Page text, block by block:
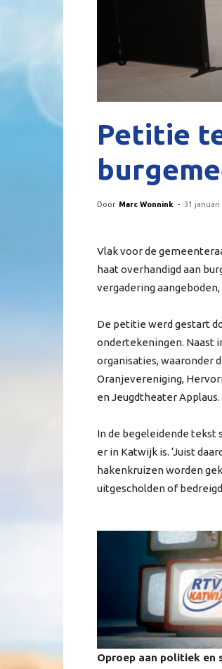
Petitie
Door Marc Wonnink - 31 januari
Vlak voor de
haat overhandigd aan
vergadering
De petitie werd gestart
ondertekeningen. Naast
organisaties, waaronder
Oranjevereniging,
en Jeugdtheater Applaus.
In de begeleidende
er in Katwijk is. ‘Juist
hakenkruizen worden
uitgescholden of
Oproep aan politiek en